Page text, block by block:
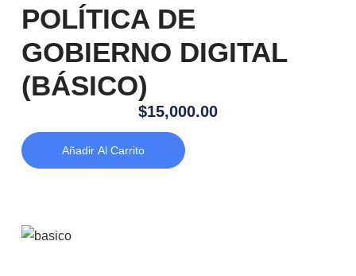
POLÍTICA DE
GOBIERNO DIGITAL
(BÁSICO)
$15,000.00
Añadir Al Carrito